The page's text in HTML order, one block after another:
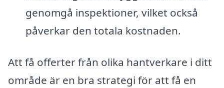
genomgå inspektioner, vilket också
påverkar den totala kostnaden.
Att få offerter från olika hantverkare i ditt
område är en bra strategi för att få en